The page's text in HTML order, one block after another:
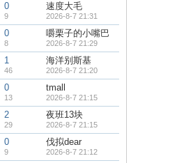
0
9
速度大毛
2026-8-7 21:31
0
8
嚼栗子的小嘴巴
2026-8-7 21:29
1
46
海洋别斯基
2026-8-7 21:20
0
13
tmall
2026-8-7 21:15
2
29
夜班13块
2026-8-7 21:15
0
9
伐拟dear
2026-8-7 21:12